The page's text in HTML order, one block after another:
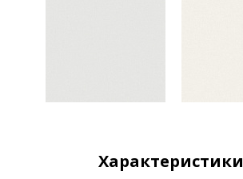
Характеристики